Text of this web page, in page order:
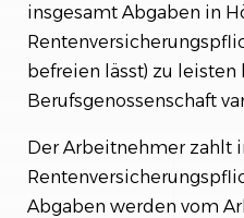
insgesamt Abgaben in
befreien lässt) zu leisten
Berufsgenossenschaft
Der Arbeitnehmer zahlt
Abgaben werden vom